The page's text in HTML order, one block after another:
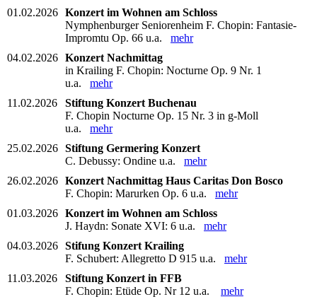
01.02.2026 Konzert im Wohnen am Schloss
Nymphenburger Seniorenheim F. Chopin: Fantasie-
Impromtu Op. 66 u.a. mehr
04.02.2026 Konzert Nachmittag
in Krailing F. Chopin: Nocturne Op. 9 Nr. 1
u.a. mehr
11.02.2026
Stiftung Konzert Buchenau
F. Chopin Nocturne Op. 15 Nr. 3 in g-Moll
u.a. mehr
25.02.2026 Stiftung Germering Konzert
C. Debussy: Ondine u.a. mehr
26.02.2026 Konzert Nachmittag Haus Caritas Don Bosco
F. Chopin: Marurken Op. 6 u.a. mehr
01.03.2026 Konzert im Wohnen am Schloss
J. Haydn: Sonate XVI: 6 u.a. mehr
04.03.2026 Stifung Konzert Krailing
F. Schubert: Allegretto D 915 u.a. mehr
11.03.2026
Stiftung Konzert in FFB
F. Chopin: Etüde Op. Nr 12 u.a. mehr